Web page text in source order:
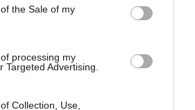
the Sale of my
processing my
Targeted Advertising.
Collection, Use,